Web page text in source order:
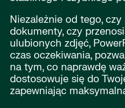
Niezależnie od tego, czy
dokumenty, czy
ulubionych zdjęć,
czas oczekiwania,
na tym, co naprawdę
dostosowuje się do
zapewniając